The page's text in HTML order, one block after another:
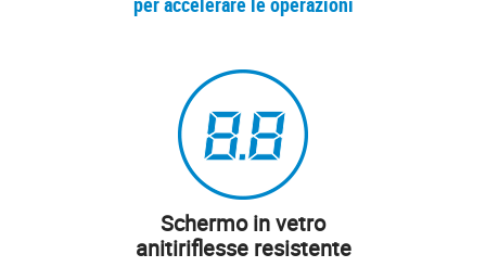
Schermo in vetro
anitiriflesse resistente